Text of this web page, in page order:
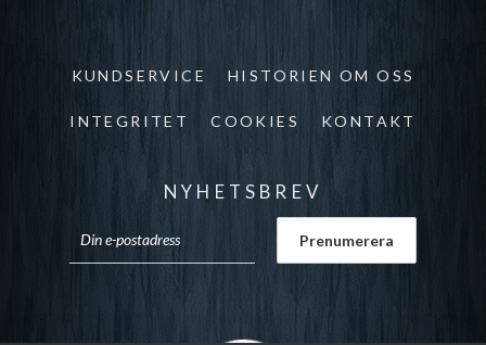
KUNDSERVICE HISTORIEN OM OSS
INTEGRITET COOKIES KONTAKT
NYHETSBREV